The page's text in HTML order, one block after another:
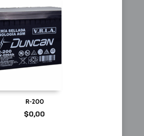
R-200
$0,00